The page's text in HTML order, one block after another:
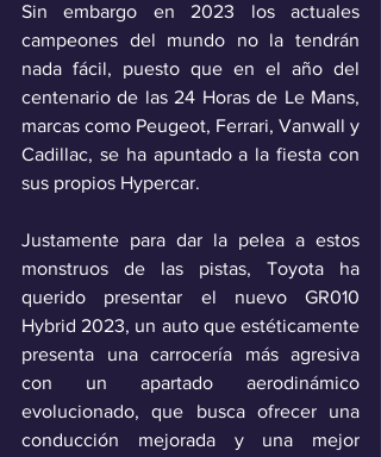
Sin embargo en 2023 los actuales
campeones del mundo no la tendrán
nada fácil, puesto que en el año del
centenario de las 24 Horas de Le Mans,
marcas como Peugeot, Ferrari, Vanwall y
Cadillac, se ha apuntado a la fiesta con
sus propios Hypercar.
Justamente para dar la pelea a estos
monstruos de las pistas, Toyota ha
querido presentar el nuevo GR010
Hybrid 2023, un auto que estéticamente
presenta una carrocería más agresiva
con un apartado aerodinámico
evolucionado, que busca ofrecer una
conducción mejorada y una mejor